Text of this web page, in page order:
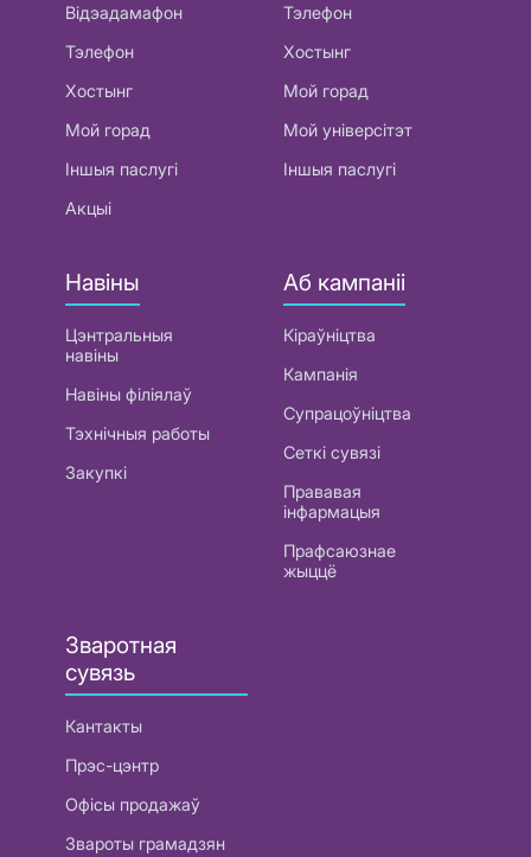
Відэадамафон
Тэлефон
Хостынг
Мой горад
Іншыя паслугі
Акцыі
Тэлефон
Хостынг
Мой горад
Мой універсітэт
Іншыя паслугі
Навіны
Цэнтральныя
навіны
Навіны філіялаў
Тэхнічныя работы
Закупкі
Аб кампаніі
Кіраўніцтва
Кампанія
Супрацоўніцтва
Сеткі сувязі
Прававая
інфармацыя
Прафсаюзнае
жыццё
Зваротная
сувязь
Кантакты
Прэс-цэнтр
Офісы продажаў
Звароты грамадзян